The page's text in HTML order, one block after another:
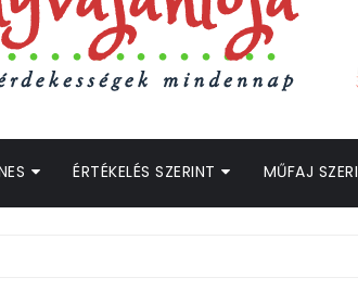
ÉRTÉKELÉS SZERINT MŰFAJ